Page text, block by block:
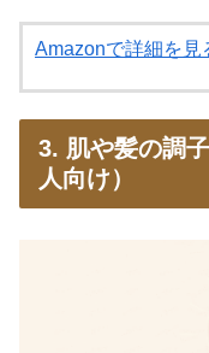
Amazonで詳細を見
3. 肌や髪の調
人向け）